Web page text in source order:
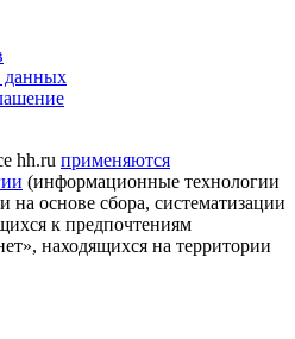
данных
hh.ru применяются
(информационные технологии
на основе сбора, систематизации
к предпочтениям
находящихся на территории